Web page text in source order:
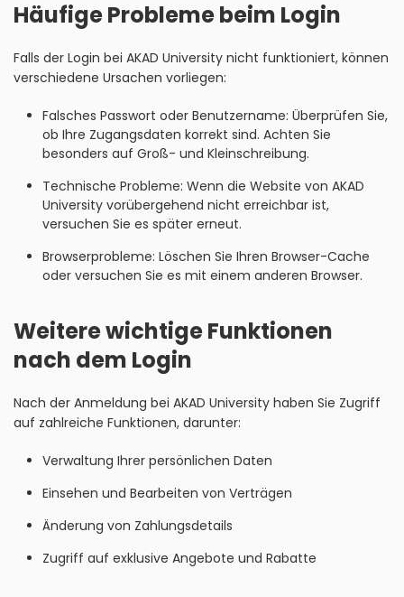
Häufige Probleme beim Login
Falls der Login bei AKAD University nicht funktioniert, können
verschiedene Ursachen vorliegen:
Falsches Passwort oder Benutzername: Überprüfen Sie,
ob Ihre Zugangsdaten korrekt sind. Achten Sie
besonders auf Groß- und Kleinschreibung.
Technische Probleme: Wenn die Website von AKAD
University vorübergehend nicht erreichbar ist,
versuchen Sie es später erneut.
Browserprobleme: Löschen Sie Ihren Browser-Cache
oder versuchen Sie es mit einem anderen Browser.
Weitere wichtige Funktionen
nach dem Login
Nach der Anmeldung bei AKAD University haben Sie Zugriff
auf zahlreiche Funktionen, darunter:
Verwaltung Ihrer persönlichen Daten
Einsehen und Bearbeiten von Verträgen
Änderung von Zahlungsdetails
Zugriff auf exklusive Angebote und Rabatte